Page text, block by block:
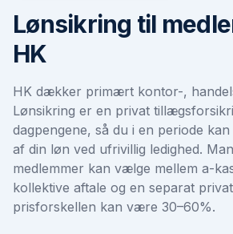
Lønsikring til
HK
HK dækker primært kontor-,
Lønsikring er en privat
dagpengene, så du i en periode
af din løn ved ufrivillig ledighed.
medlemmer kan vælge mellem a-
kollektive aftale og en separat
prisforskellen kan være 30–60%.